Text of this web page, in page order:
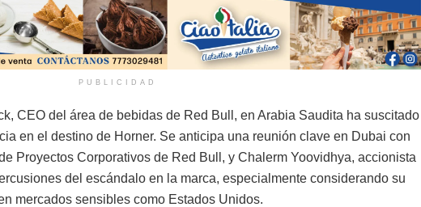
PUBLICIDAD
CEO del área de bebidas de Red Bull, en Arabia Saudita ha suscitado
en el destino de Horner. Se anticipa una reunión clave en Dubai con
Proyectos Corporativos de Red Bull, y Chalerm Yoovidhya, accionista
del escándalo en la marca, especialmente considerando su
mercados sensibles como Estados Unidos.